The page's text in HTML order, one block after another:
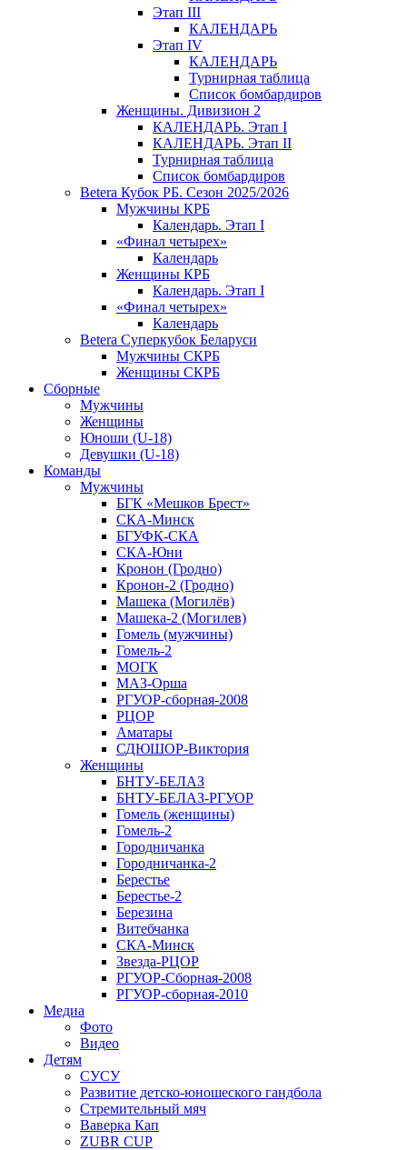
Этап III
КАЛЕНДАРЬ
Этап IV
КАЛЕНДАРЬ
Турнирная таблица
Список бомбардиров
Женщины. Дивизион 2
КАЛЕНДАРЬ. Этап I
КАЛЕНДАРЬ. Этап II
Турнирная таблица
Список бомбардиров
Betera Кубок РБ. Сезон 2025/2026
Мужчины КРБ
Календарь. Этап I
«Финал четырех»
Календарь
Женщины КРБ
Календарь. Этап I
«Финал четырех»
Календарь
Betera Суперкубок Беларуси
Мужчины СКРБ
Женщины СКРБ
Сборные
Мужчины
Женщины
Юноши (U-18)
Девушки (U-18)
Команды
Мужчины
БГК «Мешков Брест»
СКА-Минск
БГУФК-СКА
СКА-Юни
Кронон (Гродно)
Кронон-2 (Гродно)
Машека (Могилёв)
Машека-2 (Могилев)
Гомель (мужчины)
Гомель-2
МОГК
МАЗ-Орша
РГУОР-сборная-2008
РЦОР
Аматары
СДЮШОР-Виктория
Женщины
БНТУ-БЕЛАЗ
БНТУ-БЕЛАЗ-РГУОР
Гомель (женщины)
Гомель-2
Городничанка
Городничанка-2
Берестье
Берестье-2
Березина
Витебчанка
СКА-Минск
Звезда-РЦОР
РГУОР-Сборная-2008
РГУОР-сборная-2010
Медиа
Фото
Видео
Детям
СУСУ
Развитие детско-юношеского гандбола
Стремительный мяч
Ваверка Кап
ZUBR CUP